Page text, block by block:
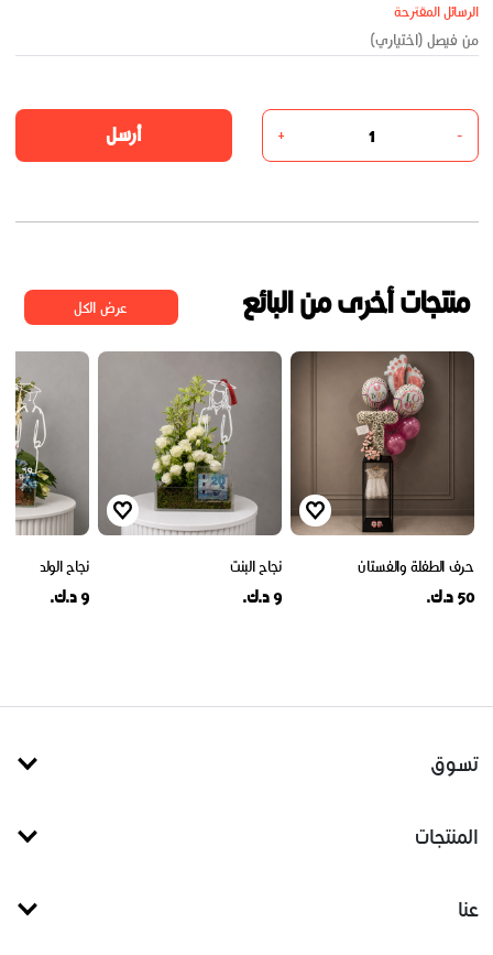
الرسائل المقترحة
-
+ أرسل
منتجات أخرى من البائع عرض الكل
حرف الطفلة والفستان
50 د.ك.
نجاح البنت
9 د.ك.
نجاح الولد
9 د.ك.
تسوق
المنتجات
عنا